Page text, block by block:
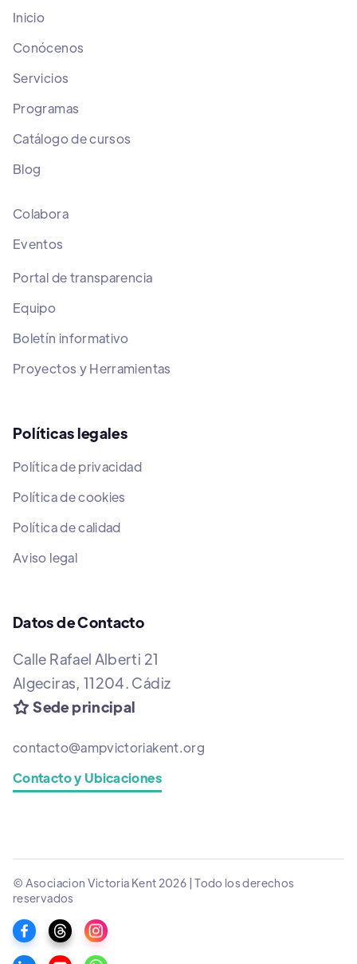
Inicio
Conócenos
Servicios
Programas
Catálogo de cursos
Blog
Colabora
Eventos
Portal de transparencia
Equipo
Boletín informativo
Proyectos y Herramientas
Políticas legales
Política de privacidad
Política de cookies
Política de calidad
Aviso legal
Datos de Contacto
Calle Rafael Alberti 21
Algeciras, 11204. Cádiz
 Sede principal
contacto@ampvictoriakent.org
Contacto y Ubicaciones
© Asociacion Victoria Kent 2026 | Todo los derechos
reservados